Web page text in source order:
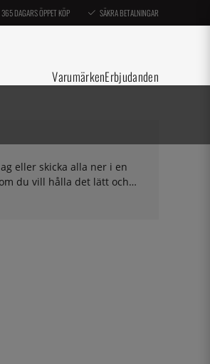
365 DAGARS ÖPPET KÖP SÄKRA BETALNINGAR
VarumärkenErbjudanden
eller skicka alla ner i en
du vill hålla det lätt och
håller recepten lite